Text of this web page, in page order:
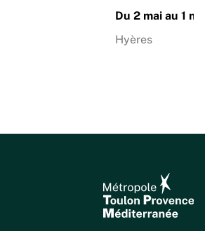
Du 2 mai au 1
Hyères